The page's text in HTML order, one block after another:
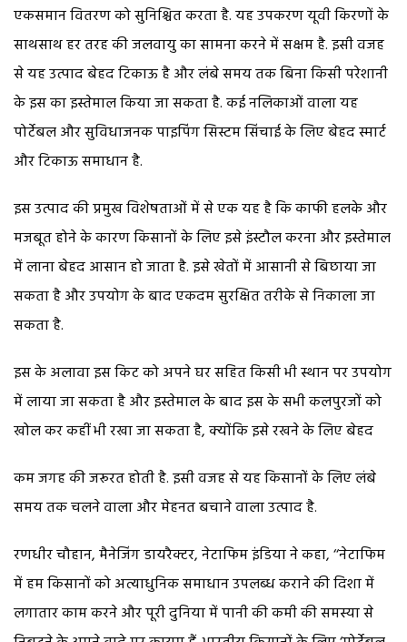
एकसमान वितरण को सुनिश्चित करता है. यह उपकरण यूवी किरणों के
साथसाथ हर तरह की जलवायु का सामना करने में सक्षम है. इसी वजह
से यह उत्पाद बेहद टिकाऊ है और लंबे समय तक बिना किसी परेशानी
के इस का इस्तेमाल किया जा सकता है. कई नलिकाओं वाला यह
पोर्टेबल और सुविधाजनक पाइपिंग सिस्टम सिंचाई के लिए बेहद स्मार्ट
और टिकाऊ समाधान है.
इस उत्पाद की प्रमुख विशेषताओं में से एक यह है कि काफी हलके और
मजबूत होने के कारण किसानों के लिए इसे इंस्टौल करना और इस्तेमाल
में लाना बेहद आसान हो जाता है. इसे खेतों में आसानी से बिछाया जा
सकता है और उपयोग के बाद एकदम सुरक्षित तरीके से निकाला जा
सकता है.
इस के अलावा इस किट को अपने घर सहित किसी भी स्थान पर उपयोग
में लाया जा सकता है और इस्तेमाल के बाद इस के सभी कलपुरजों को
खोल कर कहीं भी रखा जा सकता है, क्योंकि इसे रखने के लिए बेहद
कम जगह की जरूरत होती है. इसी वजह से यह किसानों के लिए लंबे
समय तक चलने वाला और मेहनत बचाने वाला उत्पाद है.
रणधीर चौहान, मैनेजिंग डायरैक्टर, नेटाफिम इंडिया ने कहा, ‘‘नेटाफिम
में हम किसानों को अत्याधुनिक समाधान उपलब्ध कराने की दिशा में
लगातार काम करने और पूरी दुनिया में पानी की कमी की समस्या से